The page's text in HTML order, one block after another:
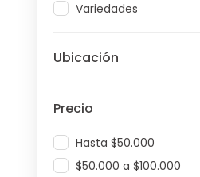
Variedades
Ubicación
Precio
Hasta $50.000
$50.000 a $100.000